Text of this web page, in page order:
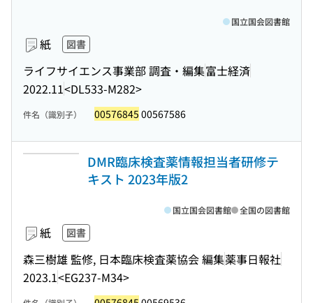
紙 図書
ライフサイエンス事業部 調査・編集富士経済
2022.11<DL533-M282>
国立国会図書館
件名（識別子） 00576845 00567586
DMR臨床検査薬情報担当者研修テ
キスト 2023年版2
紙 図書
森三樹雄 監修, 日本臨床検査薬協会 編集薬事日報社
2023.1<EG237-M34>
国立国会図書館 全国の図書館